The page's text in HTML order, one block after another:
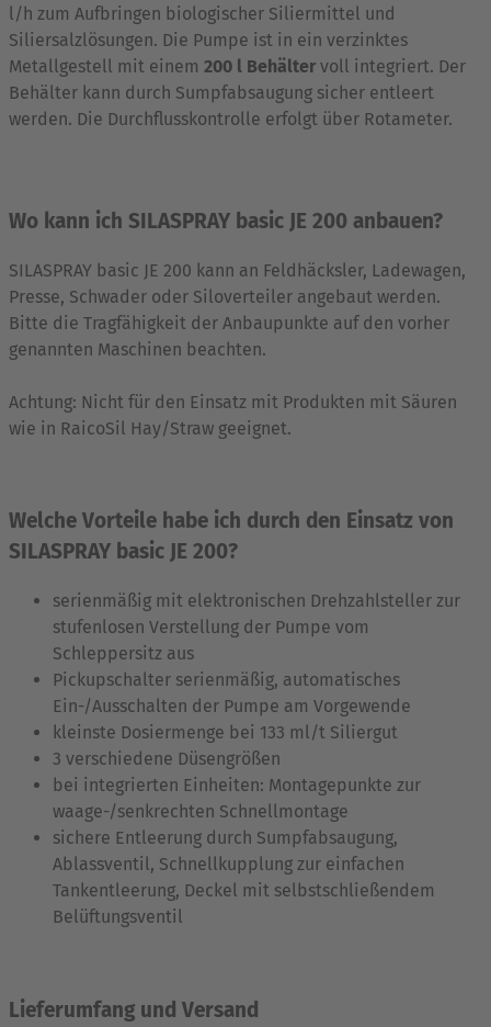
l/h zum Aufbringen biologischer Siliermittel und
Siliersalzlösungen. Die Pumpe ist in ein verzinktes
Metallgestell mit einem 200 l Behälter voll integriert. Der
Behälter kann durch Sumpfabsaugung sicher entleert
werden. Die Durchflusskontrolle erfolgt über Rotameter.
Wo kann ich SILASPRAY basic JE 200 anbauen?
SILASPRAY basic JE 200 kann an Feldhäcksler, Ladewagen,
Presse, Schwader oder Siloverteiler angebaut werden.
Bitte die Tragfähigkeit der Anbaupunkte auf den vorher
genannten Maschinen beachten.
Achtung: Nicht für den Einsatz mit Produkten mit Säuren
wie in RaicoSil Hay/Straw geeignet.
Welche Vorteile habe ich durch den Einsatz von
SILASPRAY basic JE 200?
serienmäßig mit elektronischen Drehzahlsteller zur
stufenlosen Verstellung der Pumpe vom
Schleppersitz aus
Pickupschalter serienmäßig, automatisches
Ein-/Ausschalten der Pumpe am Vorgewende
kleinste Dosiermenge bei 133 ml/t Siliergut
3 verschiedene Düsengrößen
bei integrierten Einheiten: Montagepunkte zur
waage-/senkrechten Schnellmontage
sichere Entleerung durch Sumpfabsaugung,
Ablassventil, Schnellkupplung zur einfachen
Tankentleerung, Deckel mit selbstschließendem
Belüftungsventil
Lieferumfang und Versand